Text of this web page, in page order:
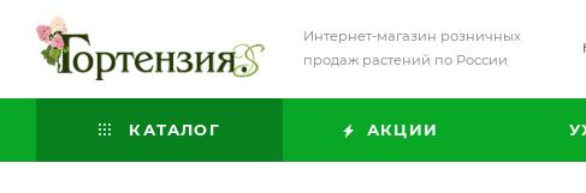
Интернет-магазин розничных
продаж растений по России
КАТАЛОГ АКЦИИ